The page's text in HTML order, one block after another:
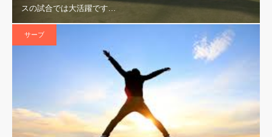
スの試合では大活躍です…
サーブ